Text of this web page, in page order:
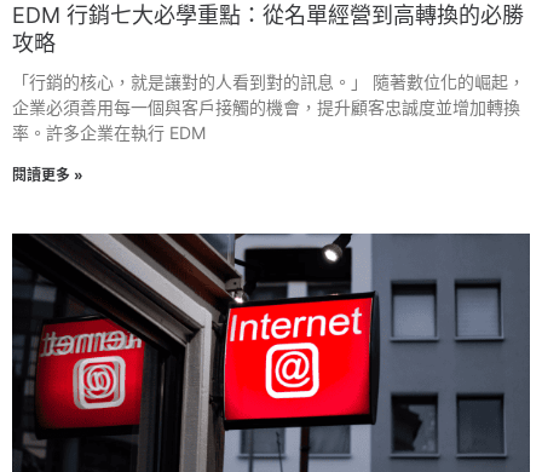
EDM 行銷七大必學重點：從名單經營到高轉換的必勝
攻略
「行銷的核心，就是讓對的人看到對的訊息。」 隨著數位化的崛起，
企業必須善用每一個與客戶接觸的機會，提升顧客忠誠度並增加轉換
率。許多企業在執行 EDM
閱讀更多 »